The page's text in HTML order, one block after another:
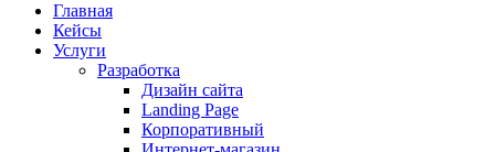
Главная
Кейсы
Услуги
Разработка
Дизайн сайта
Landing Page
Корпоративный